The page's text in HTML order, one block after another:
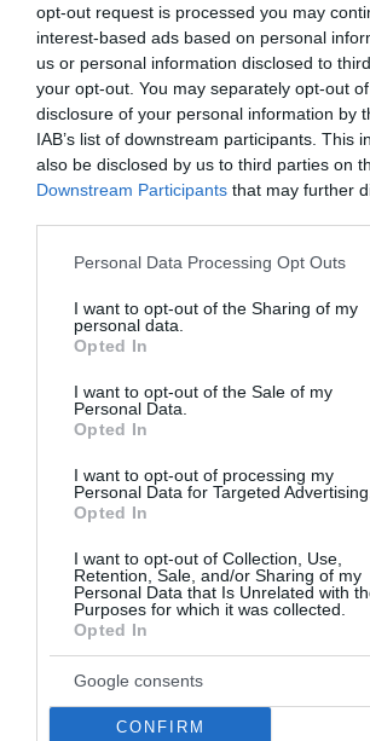
opt-out request is processed you may
interest-based ads based on personal
us or personal information disclosed to
your opt-out. You may separately opt-out
disclosure of your personal information by
IAB’s list of downstream participants. This
also be disclosed by us to third parties on
Downstream Participants that may further
Please note that this website/app uses one
not limited to your visit or usage behaviour.
grant or deny consent to Google and its
use your data for below specified purposes
consent section.
Personal Data Processing Opt Outs
I want to opt-out of the Sharing of my
personal data.
Opted In
I want to opt-out of the Sale of my
Personal Data.
Opted In
I want to opt-out of processing my
Personal Data for Targeted Advertising.
Opted In
I want to opt-out of Collection, Use,
Retention, Sale, and/or Sharing of my
Personal Data that Is Unrelated with
Purposes for which it was collected.
Opted In
Google consents
CONFIRM
Χαρδαλιάς: Δύο νέοι
Αττική – Θεοδωρόπουλος και
Ο Νίκος Χαρδαλιάς όρισε δύο νέους
Αντιπεριφερειάρχες. Ο Χρήστος
αναλαμβάνει Θεσμούς, Διαφάνεια και
Διακυβέρνηση και ο Λευτέρης
Μητροπολιτικές ...
09 Αυγούστου 2026